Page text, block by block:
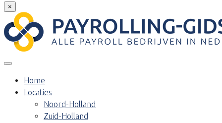
×
Home
Locaties
Noord-Holland
Zuid-Holland